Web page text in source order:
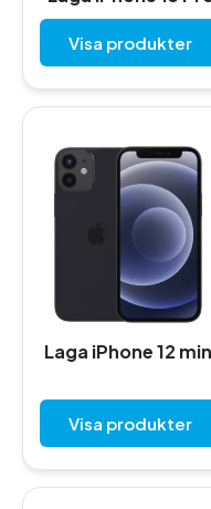
Visa produkter
Laga iPhone 12
Visa produkter